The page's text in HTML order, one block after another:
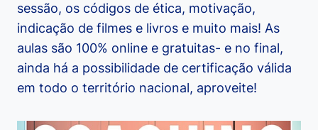
sessão, os códigos de ética, motivação,
indicação de filmes e livros e muito mais! As
aulas são 100% online e gratuitas- e no final,
ainda há a possibilidade de certificação válida
em todo o território nacional, aproveite!